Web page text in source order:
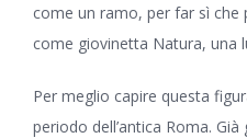
come un ramo, per far sì che
come giovinetta Natura, una
Per meglio capire questa
periodo dell’antica Roma.